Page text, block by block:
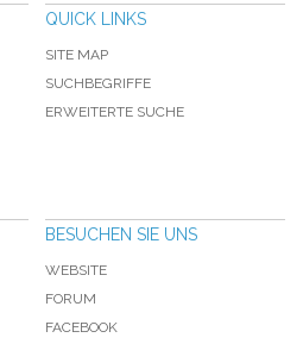
QUICK LINKS
SITE MAP
SUCHBEGRIFFE
ERWEITERTE SUCHE
BESUCHEN SIE UNS
WEBSITE
FORUM
FACEBOOK